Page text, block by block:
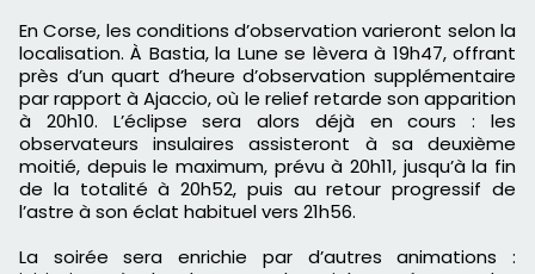
En Corse, les conditions d’observation varieront selon la
localisation. À Bastia, la Lune se lèvera à 19h47, offrant
près d’un quart d’heure d’observation supplémentaire
par rapport à Ajaccio, où le relief retarde son apparition
à 20h10. L’éclipse sera alors déjà en cours : les
observateurs insulaires assisteront à sa deuxième
moitié, depuis le maximum, prévu à 20h11, jusqu’à la fin
de la totalité à 20h52, puis au retour progressif de
l’astre à son éclat habituel vers 21h56.
La soirée sera enrichie par d’autres animations :